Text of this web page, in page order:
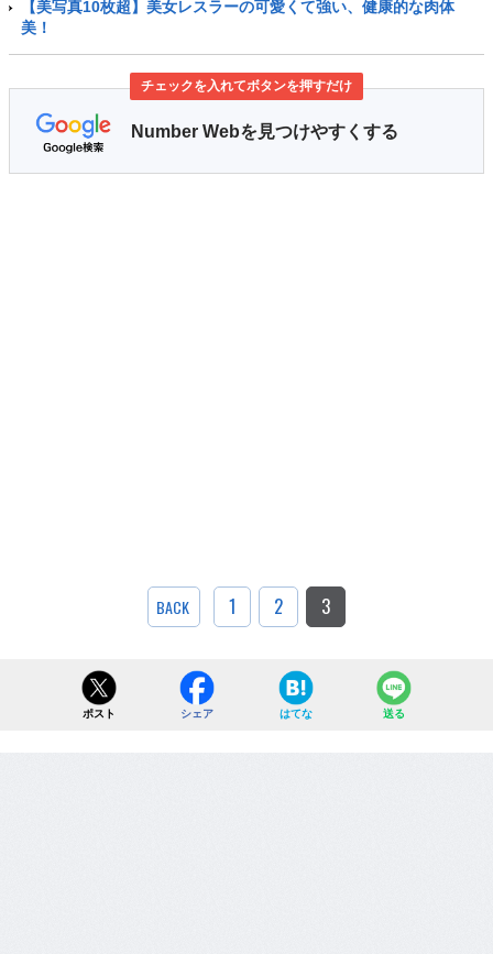
【美写真10枚超】美女レスラーの可愛くて強い、健康的な肉体
美！
チェックを入れてボタンを押すだけ
Number Webを見つけやすくする
BACK 1 2 3
ポスト シェア はてな 送る